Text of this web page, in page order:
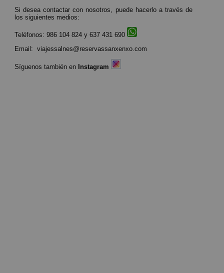
Si desea contactar con nosotros, puede hacerlo a través de
los siguientes medios:
Teléfonos: 986 104 824 y 637 431 690
Email: viajessalnes@reservassanxenxo.com
Síguenos también en Instagram